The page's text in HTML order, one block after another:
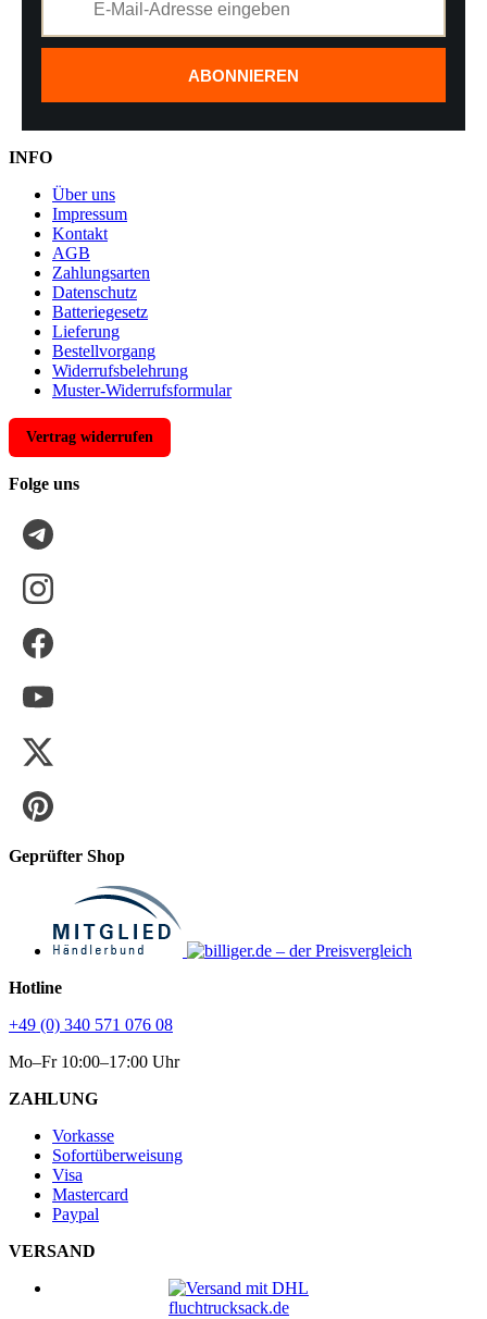
ABONNIEREN
INFO
Über uns
Impressum
Kontakt
AGB
Zahlungsarten
Datenschutz
Batteriegesetz
Lieferung
Bestellvorgang
Widerrufsbelehrung
Muster-Widerrufsformular
Vertrag widerrufen
Folge uns
Geprüfter Shop
Hotline
+49 (0) 340 571 076 08
Mo–Fr 10:00–17:00 Uhr
ZAHLUNG
Vorkasse
Sofortüberweisung
Visa
Mastercard
Paypal
VERSAND